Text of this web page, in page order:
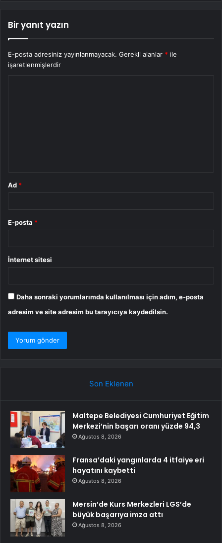
Bir yanıt yazın
E-posta adresiniz yayınlanmayacak. Gerekli alanlar * ile
işaretlenmişlerdir
Ad *
E-posta *
İnternet sitesi
Daha sonraki yorumlarımda kullanılması için adım, e-posta
adresim ve site adresim bu tarayıcıya kaydedilsin.
Son Eklenen
Maltepe Belediyesi Cumhuriyet Eğitim
Merkezi’nin başarı oranı yüzde 94,3
Ağustos 8, 2026
Fransa’daki yangınlarda 4 itfaiye eri
hayatını kaybetti
Ağustos 8, 2026
Mersin’de Kurs Merkezleri LGS’de
büyük başarıya imza attı
Ağustos 8, 2026